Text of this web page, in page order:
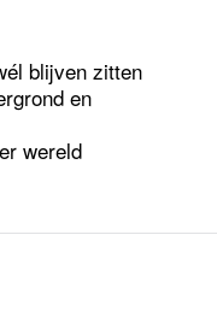
blijven zitten
en
wereld